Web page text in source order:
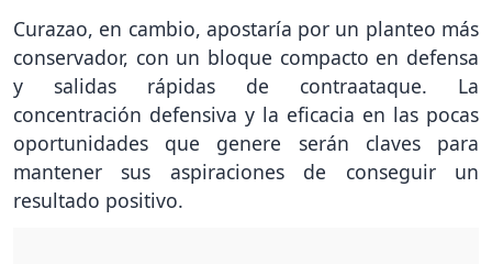
Curazao, en cambio, apostaría por un planteo más
conservador, con un bloque compacto en defensa
y salidas rápidas de contraataque. La
concentración defensiva y la eficacia en las pocas
oportunidades que genere serán claves para
mantener sus aspiraciones de conseguir un
resultado positivo.